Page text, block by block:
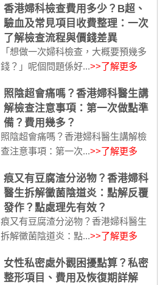
香港婦科檢查費用多少？B超、
驗血及常見項目收費整理：一次
了解檢查流程與價錢差異
「想做一次婦科檢查，大概要預幾多
錢？」呢個問題係好...>>了解更多
照陰超會痛嗎？香港婦科醫生講
解檢查注意事項：第一次做點準
備？費用幾多？
照陰超會痛嗎？香港婦科醫生講解檢
查注意事項：第一次...>>了解更多
痕又有豆腐渣分泌物？香港婦科
醫生拆解黴菌陰道炎：點解反覆
發作？點處理先有效？
痕又有豆腐渣分泌物？香港婦科醫生
拆解黴菌陰道炎：點...>>了解更多
女性私密處外觀困擾點算？私密
整形項目、費用及恢復期詳解